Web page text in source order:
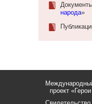
народа»
проект